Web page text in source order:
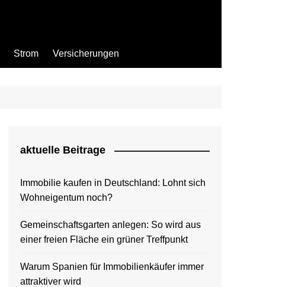
Strom Versicherungen
aktuelle Beitrage
Immobilie kaufen in Deutschland: Lohnt sich
Wohneigentum noch?
Gemeinschaftsgarten anlegen: So wird aus
einer freien Fläche ein grüner Treffpunkt
Warum Spanien für Immobilienkäufer immer
attraktiver wird